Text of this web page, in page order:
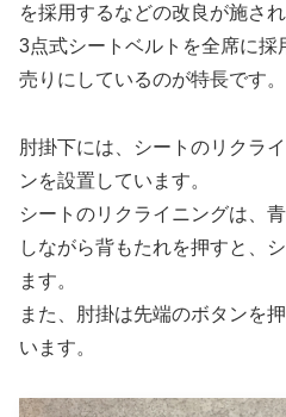
を採用するなどの改良が施され
3点式シートベルトを全席に採
売りにしているのが特長です。
肘掛下には、シートのリクラ
ンを設置しています。
シートのリクライニングは、
しながら背もたれを押すと、
ます。
また、肘掛は先端のボタンを
います。